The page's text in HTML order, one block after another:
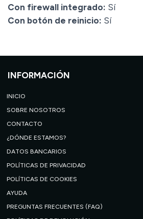
Con firewall integrado: Sí
Con botón de reinicio: Sí
INFORMACIÓN
INICIO
SOBRE NOSOTROS
CONTACTO
¿DÓNDE ESTAMOS?
DATOS BANCARIOS
POLÍTICAS DE PRIVACIDAD
POLÍTICAS DE COOKIES
AYUDA
PREGUNTAS FRECUENTES (FAQ)